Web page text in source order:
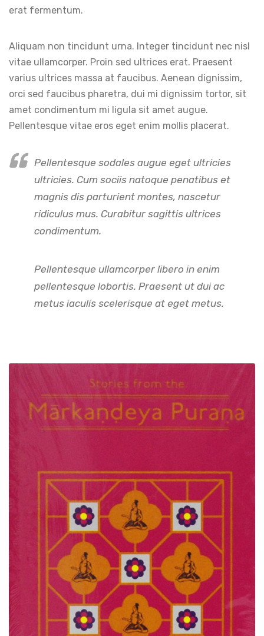
erat fermentum.
Aliquam non tincidunt urna. Integer tincidunt nec nisl
vitae ullamcorper. Proin sed ultrices erat. Praesent
varius ultrices massa at faucibus. Aenean dignissim,
orci sed faucibus pharetra, dui mi dignissim tortor, sit
amet condimentum mi ligula sit amet augue.
Pellentesque vitae eros eget enim mollis placerat.
Pellentesque sodales augue eget ultricies
ultricies. Cum sociis natoque penatibus et
magnis dis parturient montes, nascetur
ridiculus mus. Curabitur sagittis ultrices
condimentum.
Pellentesque ullamcorper libero in enim
pellentesque lobortis. Praesent ut dui ac
metus iaculis scelerisque at eget metus.